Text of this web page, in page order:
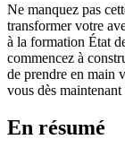
Ne manquez pas
transformer votre
à la formation État
commencez à
de prendre en main
vous dès maintenant
En résumé